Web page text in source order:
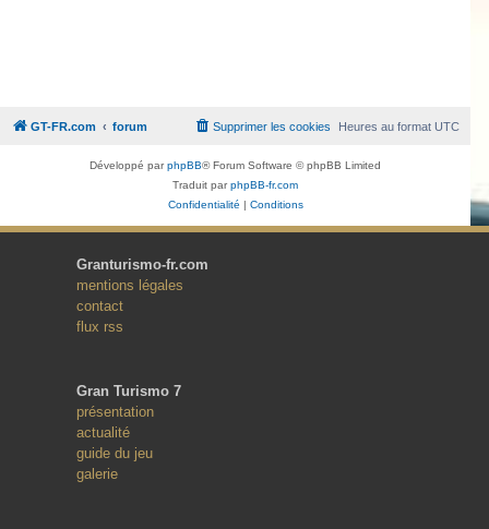
GT-FR.com forum Heures au formatUTC
Supprimer les cookies
Développé parphpBB® Forum Software © phpBB Limited
Traduit parphpBB-fr.com
Confidentialité | Conditions
Granturismo-fr.com
mentions légales
contact
flux rss
Gran Turismo 7
présentation
actualité
guide du jeu
galerie